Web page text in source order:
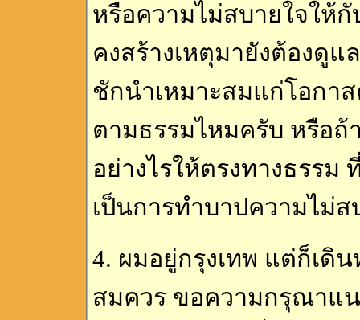
หรือความไม่สบายใจให้
คงสร้างเหตุมายังต้องดู
ชักนำเหมาะสมแก่โอกา
ตามธรรมไหมครับ หรือถ้
อย่างไรให้ตรงทางธรรม
เป็นการทำบาปความไม่
4. ผมอยู่กรุงเทพ แต่ก็เดิ
สมควร ขอความกรุณาแ